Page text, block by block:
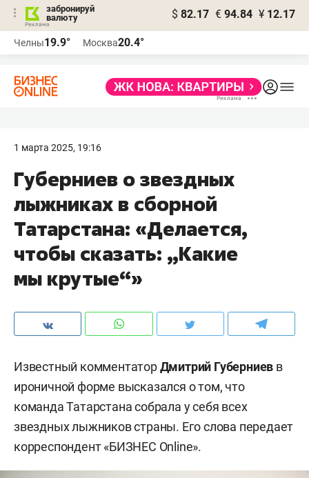
забронируй
валюту
$ 82.17 € 94.84 ¥ 12.17
Челны19.9° Москва20.4°
1 марта 2025, 19:16
Губерниев о звездных
лыжниках в сборной
Татарстана: «Делается,
чтобы сказать: „Какие
мы крутые“»
Известный комментаторДмитрий Губерниев в
ироничной форме высказался о том, что
команда Татарстана собрала у себя всех
звездных лыжников страны. Его слова передает
корреспондент «БИЗНЕС Online».